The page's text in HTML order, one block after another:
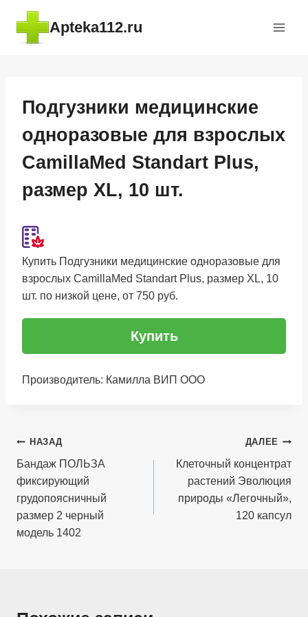
Перейти
содержимому
Apteka112.ru
Подгузники медицинские
одноразовые для взрослых
CamillaMed Standart Plus,
размер XL, 10 шт.
Купить Подгузники медицинские одноразовые для
взрослых CamillaMed Standart Plus, размер XL, 10
шт. по низкой цене, от 750 руб.
Купить
Производитель: Камилла ВИП ООО
Навигация
по
записям
НАЗАД
Бандаж ПОЛЬЗА
фиксирующий
грудопоясничный
размер 2 черный
модель 1402
ДАЛЕЕ
Клеточный концентрат
растений Эволюция
природы «Легочный»,
120 капсул